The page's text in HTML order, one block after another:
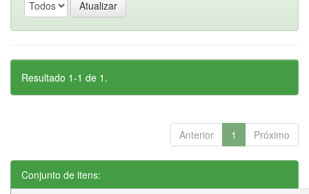
Resultado 1-1 de 1.
Anterior 1 Próximo
Conjunto de itens: